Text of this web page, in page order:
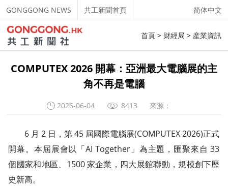
GONGGONG NEWS 共工新聞首頁 简体中文
首頁> 财經局 > 産業資訊
COMPUTEX 2026 開幕：亞洲最大電腦展的主
角不再是電腦
2026-06-04 8413 來源：
6 月 2 日，第 45 屆國際電腦展(COMPUTEX 2026)正式
開幕。本屆展會以「AI Together」為主題，匯聚來自 33
個國家和地區、1500 家企業，四大展館聯動，規模創下歷
史新高。